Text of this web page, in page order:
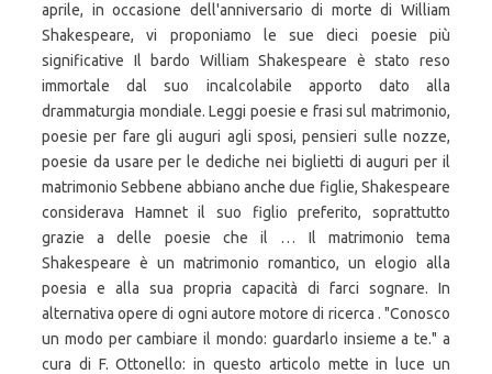
aprile, in occasione dell'anniversario di morte di William
Shakespeare, vi proponiamo le sue dieci poesie più
significative Il bardo William Shakespeare è stato reso
immortale dal suo incalcolabile apporto dato alla
drammaturgia mondiale. Leggi poesie e frasi sul matrimonio,
poesie per fare gli auguri agli sposi, pensieri sulle nozze,
poesie da usare per le dediche nei biglietti di auguri per il
matrimonio Sebbene abbiano anche due figlie, Shakespeare
considerava Hamnet il suo figlio preferito, soprattutto
grazie a delle poesie che il … Il matrimonio tema
Shakespeare è un matrimonio romantico, un elogio alla
poesia e alla sua propria capacità di farci sognare. In
alternativa opere di ogni autore motore di ricerca . "Conosco
un modo per cambiare il mondo: guardarlo insieme a te." a
cura di F. Ottonello: in questo articolo mette in luce un